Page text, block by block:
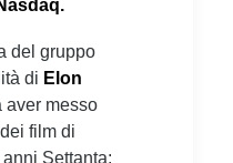
del gruppo
di Elon
aver messo
film di
Settanta: